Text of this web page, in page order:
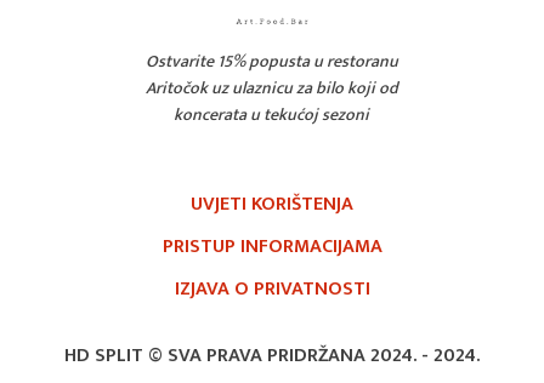
Ostvarite 15% popusta u restoranu
Aritočok uz ulaznicu za bilo koji od
koncerata u tekućoj sezoni
HD SPLIT © SVA PRAVA PRIDRŽANA 2024. -2024.
UVJETI KORIŠTENJA
PRISTUP INFORMACIJAMA
IZJAVA O PRIVATNOSTI